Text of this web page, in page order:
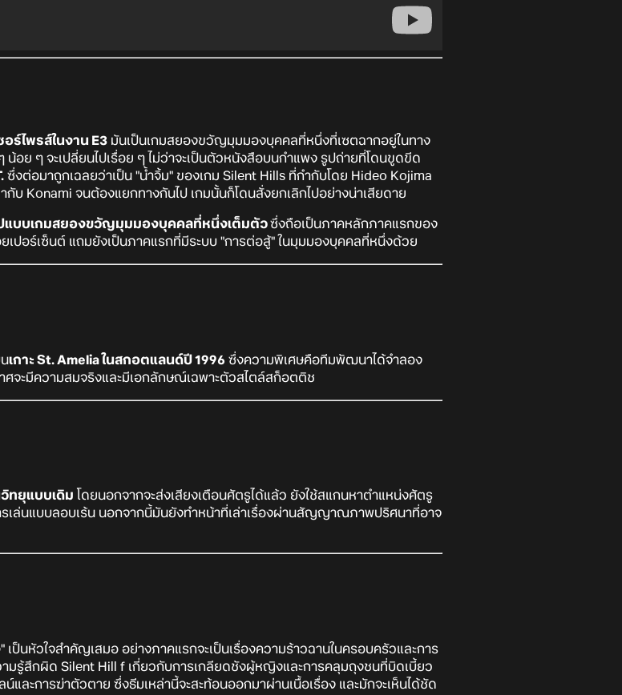
อร์ไพรส์ในงาน E3 มันเป็นเกมสยองขวัญมุมมองบุคคลที่หนึ่งที่เซตฉากอยู่ในทาง
อย ๆ จะเปลี่ยนไปเรื่อย ๆ ไม่ว่าจะเป็นตัวหนังสือบนกำแพง รูปถ่ายที่โดนขูดขีด
ซึ่งต่อมาถูกเฉลยว่าเป็น "น้ำจิ้ม" ของเกม Silent Hills ที่กำกับโดย Hideo Kojima
Konami จนต้องแยกทางกันไป เกมนั้นก็โดนสั่งยกเลิกไปอย่างน่าเสียดาย
ปแบบเกมสยองขวัญมุมมองบุคคลที่หนึ่งเต็มตัวซึ่งถือเป็นภาคหลักภาคแรกของ
ปอร์เซ็นต์ แถมยังเป็นภาคแรกที่มีระบบ "การต่อสู้" ในมุมมองบุคคลที่หนึ่งด้วย
เกาะ St. Amelia ในสกอตแลนด์ปี 1996 ซึ่งความพิเศษคือทีมพัฒนาได้จำลอง
าศจะมีความสมจริงและมีเอกลักษณ์เฉพาะตัวสไตล์สก็อตติช
ทยุแบบเดิม โดยนอกจากจะส่งเสียงเตือนศัตรูได้แล้ว ยังใช้สแกนหาตำแหน่งศัตรู
เล่นแบบลอบเร้น นอกจากนี้มันยังทำหน้าที่เล่าเรื่องผ่านสัญญาณภาพปริศนาที่อาจ
" เป็นหัวใจสำคัญเสมอ อย่างภาคแรกจะเป็นเรื่องความร้าวฉานในครอบครัวและการ
มรู้สึกผิด Silent Hill f เกี่ยวกับการเกลียดชังผู้หญิงและการคลุมถุงชนที่บิดเบี้ยว
และการฆ่าตัวตาย ซึ่งธีมเหล่านี้จะสะท้อนออกมาผ่านเนื้อเรื่อง และมักจะเห็นได้ชัด